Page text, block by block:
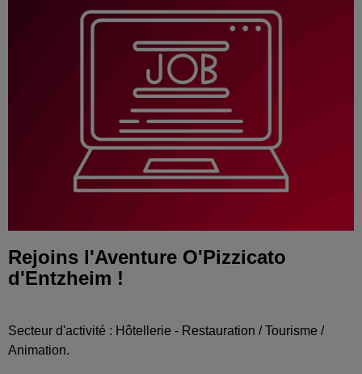
Rejoins l'Aventure O'Pizzicato
d'Entzheim !
Secteur d'activité : Hôtellerie - Restauration / Tourisme /
Animation.